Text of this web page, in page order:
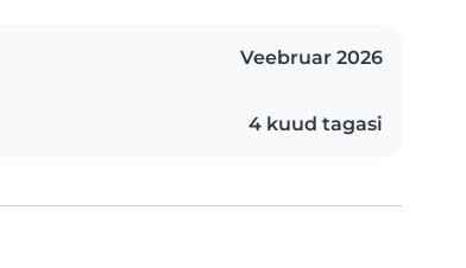
Veebruar 2026
4 kuud tagasi